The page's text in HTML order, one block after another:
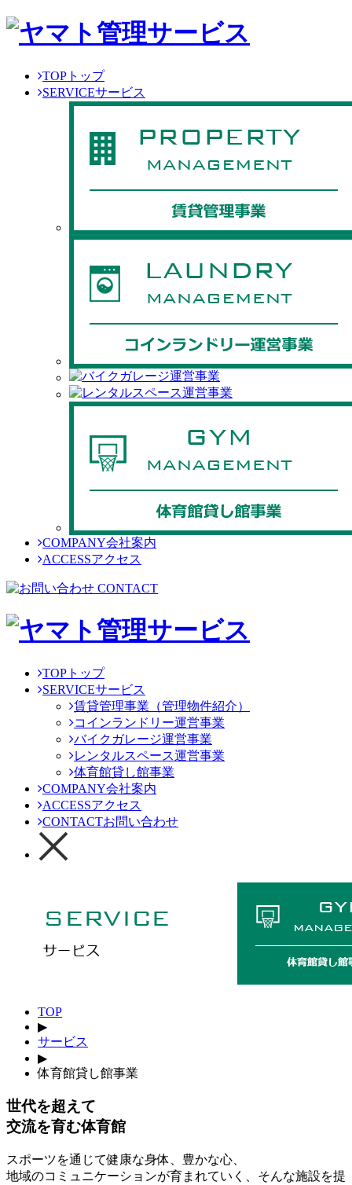
TOP トップ
SERVICEサービス
COMPANY会社案内
ACCESSアクセス
TOP トップ
SERVICEサービス
賃貸管理事業（管理物件紹介）
コインランドリー運営事業
バイクガレージ運営事業
レンタルスペース運営事業
体育館貸し館事業
COMPANY会社案内
ACCESSアクセス
CONTACTお問い合わせ
TOP
▶
サービス
▶
体育館貸し館事業
世代を超えて
交流を育む体育館
スポーツを通じて健康な身体、豊かな心、
地域のコミュニケーションが育まれていく、そんな施設を提